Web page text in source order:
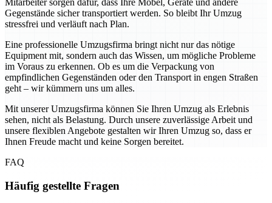
Mitarbeiter sorgen dafür, dass Ihre Möbel, Geräte und andere
Gegenstände sicher transportiert werden. So bleibt Ihr Umzug
stressfrei und verläuft nach Plan.
Eine professionelle Umzugsfirma bringt nicht nur das nötige
Equipment mit, sondern auch das Wissen, um mögliche Probleme
im Voraus zu erkennen. Ob es um die Verpackung von
empfindlichen Gegenständen oder den Transport in engen Straßen
geht – wir kümmern uns um alles.
Mit unserer Umzugsfirma können Sie Ihren Umzug als Erlebnis
sehen, nicht als Belastung. Durch unsere zuverlässige Arbeit und
unsere flexiblen Angebote gestalten wir Ihren Umzug so, dass er
Ihnen Freude macht und keine Sorgen bereitet.
FAQ
Häufig gestellte Fragen